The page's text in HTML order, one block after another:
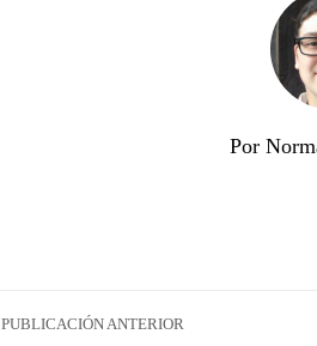
Por
PUBLICACIÓN ANTERIOR